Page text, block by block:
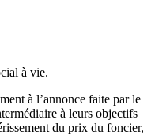
à vie.
à l’annonce faite par le
à leurs objectifs
du prix du foncier,